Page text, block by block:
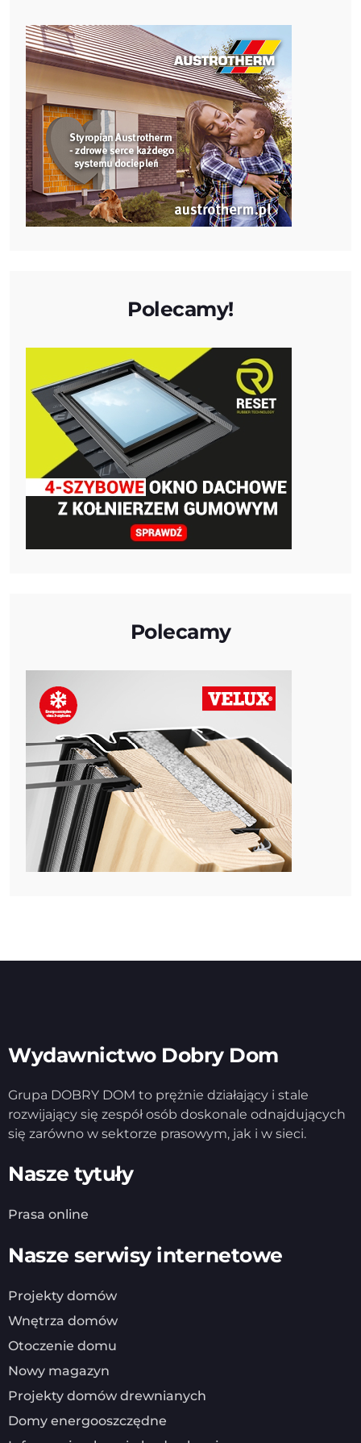
Polecamy!
Polecamy
Wydawnictwo Dobry Dom
Grupa DOBRY DOM to prężnie działający i stale
rozwijający się zespół osób doskonale odnajdujących
się zarówno w sektorze prasowym, jak i w sieci.
Nasze tytuły
Prasa online
Nasze serwisy internetowe
Projekty domów
Wnętrza domów
Otoczenie domu
Nowy magazyn
Projekty domów drewnianych
Domy energooszczędne